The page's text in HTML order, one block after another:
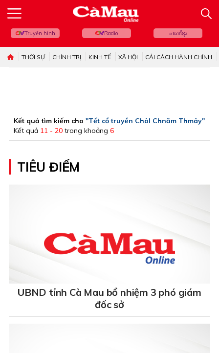
Truyền hình Radio ភាសាខ្មែរ
THỜI SỰ CHÍNH TRỊ KINH TẾ XÃ HỘI CẢI CÁCH HÀNH CHÍNH
Kết quả tìm kiếm cho "Tết cổ truyền Chôl Chnăm Thmây"
Kết quả 11 - 20 trong khoảng 6
TIÊU ĐIỂM
UBND tỉnh Cà Mau bổ nhiệm 3 phó giám
đốc sở